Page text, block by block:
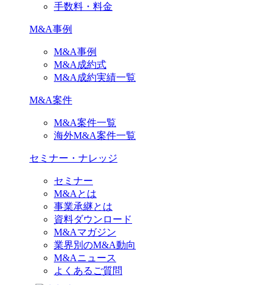
手数料・料金
M&A事例
M&A事例
M&A成約式
M&A成約実績一覧
M&A案件
M&A案件一覧
海外M&A案件一覧
セミナー・ナレッジ
セミナー
M&Aとは
事業承継とは
資料ダウンロード
M&Aマガジン
業界別のM&A動向
M&Aニュース
よくあるご質問